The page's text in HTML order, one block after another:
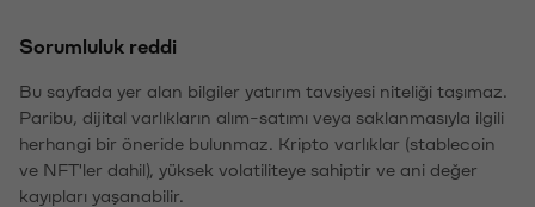
Sorumluluk reddi
Bu sayfada yer alan bilgiler yatırım tavsiyesi niteliği taşımaz.
Paribu, dijital varlıkların alım-satımı veya saklanmasıyla ilgili
herhangi bir öneride bulunmaz. Kripto varlıklar (stablecoin
ve NFT'ler dahil), yüksek volatiliteye sahiptir ve ani değer
kayıpları yaşanabilir.